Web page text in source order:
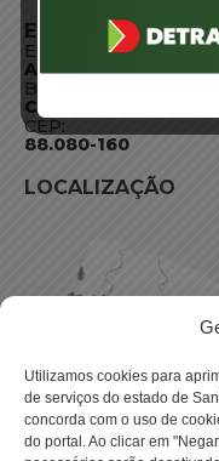
Utilizamos cookies para
de serviços do estado de
concorda com o uso de
do portal. Ao clicar em
ENDEREÇO
Endereço:
Av. Almirante
Bairro:
Coqueiros,
CEP:
88.080-160
LOCALIZAÇÃO